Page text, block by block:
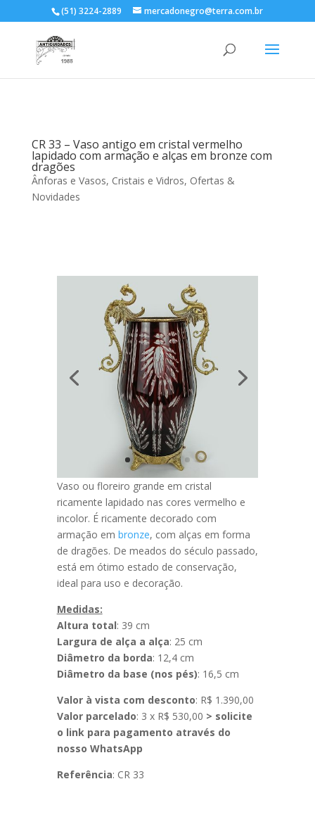
(51) 3224-2889 mercadonegro@terra.com.br
CR 33 – Vaso antigo em cristal vermelho
lapidado com armação e alças em bronze com
dragões
Ânforas e Vasos, Cristais e Vidros, Ofertas &
Novidades
Vaso ou floreiro grande em cristal
ricamente lapidado nas cores vermelho e
incolor. É ricamente decorado com
armação em bronze, com alças em forma
de dragões. De meados do século passado,
está em ótimo estado de conservação,
ideal para uso e decoração.
Medidas:
Altura total: 39 cm
Largura de alça a alça: 25 cm
Diâmetro da borda: 12,4 cm
Diâmetro da base (nos pés): 16,5 cm
Valor à vista com desconto: R$ 1.390,00
Valor parcelado: 3 x R$ 530,00 > solicite
o link para pagamento através do
nosso WhatsApp
Referência: CR 33